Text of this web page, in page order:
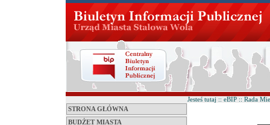
STRONA GŁÓWNA
BUDŻET MIASTA
Jesteś tutaj :: eBIP :: Rada